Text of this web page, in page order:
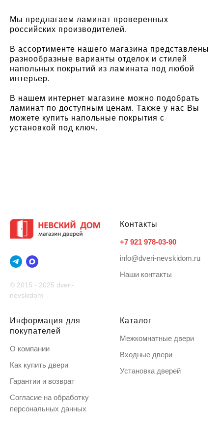
Мы предлагаем ламинат проверенных
российских производителей.
В ассортименте нашего магазина представлены
разнообразные варианты отделок и стилей
напольных покрытий из ламината под любой
интерьер.
В нашем интернет магазине можно подобрать
ламинат по доступным ценам. Также у нас Вы
можете купить напольные покрытия с
установкой под ключ.
© 2015 - 2025 dveri-
nevskidom
Контакты
+7 921 978-03-90
info@dveri-nevskidom.ru
Наши контакты
Информация для
покупателей
О компании
Как купить двери
Гарантии и возврат
Согласие на обработку
персональных данных
Каталог
Межкомнатные двери
Входные двери
Установка дверей